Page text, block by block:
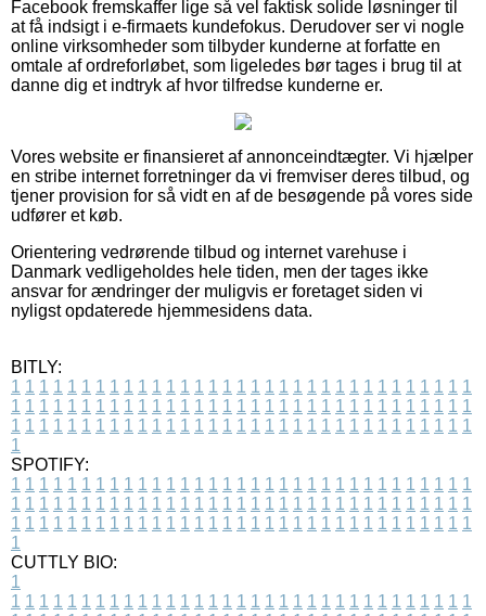
Facebook fremskaffer lige så vel faktisk solide løsninger til
at få indsigt i e-firmaets kundefokus. Derudover ser vi nogle
online virksomheder som tilbyder kunderne at forfatte en
omtale af ordreforløbet, som ligeledes bør tages i brug til at
danne dig et indtryk af hvor tilfredse kunderne er.
Vores website er finansieret af annonceindtægter. Vi hjælper
en stribe internet forretninger da vi fremviser deres tilbud, og
tjener provision for så vidt en af de besøgende på vores side
udfører et køb.
Orientering vedrørende tilbud og internet varehuse i
Danmark vedligeholdes hele tiden, men der tages ikke
ansvar for ændringer der muligvis er foretaget siden vi
nyligst opdaterede hjemmesidens data.
BITLY:
1 1 1 1 1 1 1 1 1 1 1 1 1 1 1 1 1 1 1 1 1 1 1 1 1 1 1 1 1 1 1 1 1
1 1 1 1 1 1 1 1 1 1 1 1 1 1 1 1 1 1 1 1 1 1 1 1 1 1 1 1 1 1 1 1 1
1 1 1 1 1 1 1 1 1 1 1 1 1 1 1 1 1 1 1 1 1 1 1 1 1 1 1 1 1 1 1 1 1
1
SPOTIFY:
1 1 1 1 1 1 1 1 1 1 1 1 1 1 1 1 1 1 1 1 1 1 1 1 1 1 1 1 1 1 1 1 1
1 1 1 1 1 1 1 1 1 1 1 1 1 1 1 1 1 1 1 1 1 1 1 1 1 1 1 1 1 1 1 1 1
1 1 1 1 1 1 1 1 1 1 1 1 1 1 1 1 1 1 1 1 1 1 1 1 1 1 1 1 1 1 1 1 1
1
CUTTLY BIO:
1
1 1 1 1 1 1 1 1 1 1 1 1 1 1 1 1 1 1 1 1 1 1 1 1 1 1 1 1 1 1 1 1 1